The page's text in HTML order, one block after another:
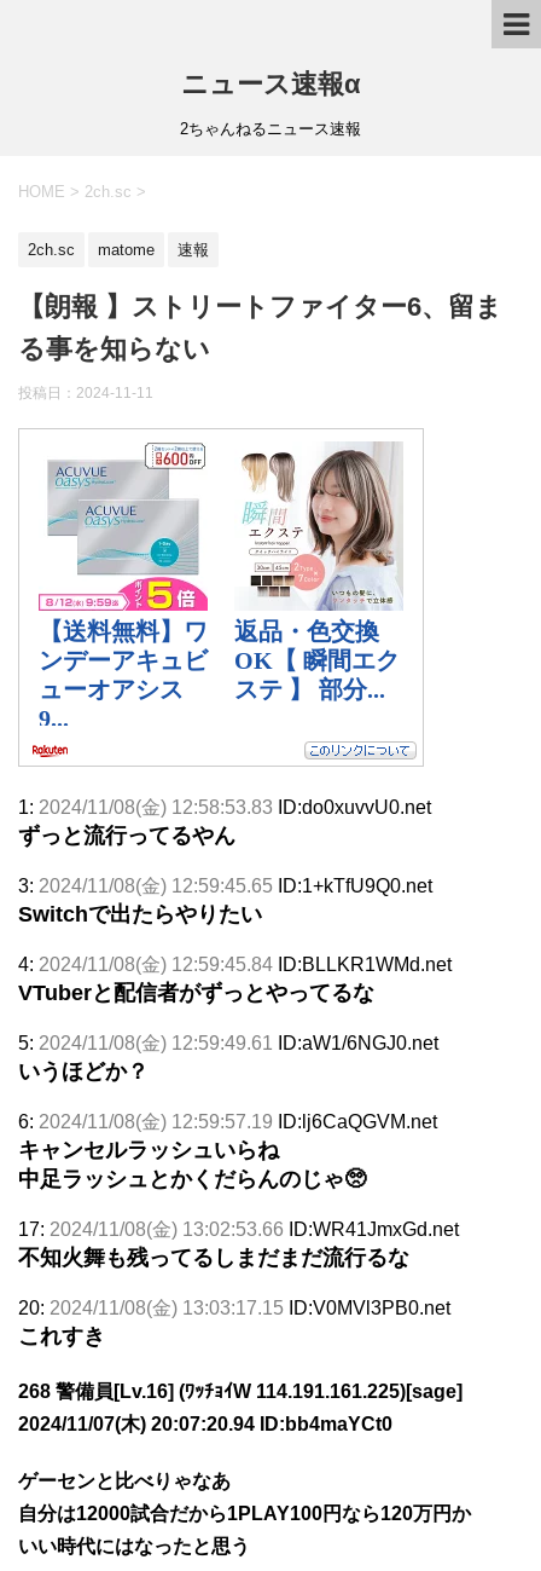
ニュース速報α
2ちゃんねるニュース速報
HOME > 2ch.sc >
2ch.sc matome 速報
【朗報 】ストリートファイター6、留ま
る事を知らない
投稿日： 2024-11-11
1: 2024/11/08(金) 12:58:53.83 ID:do0xuvvU0.net
ずっと流行ってるやん
3: 2024/11/08(金) 12:59:45.65 ID:1+kTfU9Q0.net
Switchで出たらやりたい
4: 2024/11/08(金) 12:59:45.84 ID:BLLKR1WMd.net
VTuberと配信者がずっとやってるな
5: 2024/11/08(金) 12:59:49.61 ID:aW1/6NGJ0.net
いうほどか？
6: 2024/11/08(金) 12:59:57.19 ID:lj6CaQGVM.net
キャンセルラッシュいらね
中足ラッシュとかくだらんのじゃ🥺
17: 2024/11/08(金) 13:02:53.66 ID:WR41JmxGd.net
不知火舞も残ってるしまだまだ流行るな
20: 2024/11/08(金) 13:03:17.15 ID:V0MVl3PB0.net
これすき
268 警備員[Lv.16] (ﾜｯﾁｮｲW 114.191.161.225)[sage]
2024/11/07(木) 20:07:20.94 ID:bb4maYCt0
ゲーセンと比べりゃなあ
自分は12000試合だから1PLAY100円なら120万円か
いい時代にはなったと思う